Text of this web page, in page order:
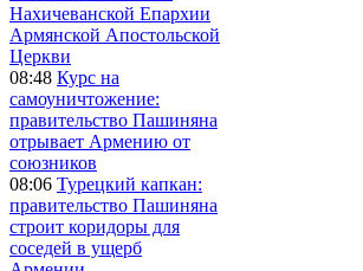
Нахичеванской Епархии
Армянской Апостольской
Церкви
08:48 Курс на
самоуничтожение:
правительство Пашиняна
отрывает Армению от
союзников
08:06 Турецкий капкан:
правительство Пашиняна
строит коридоры для
соседей в ущерб